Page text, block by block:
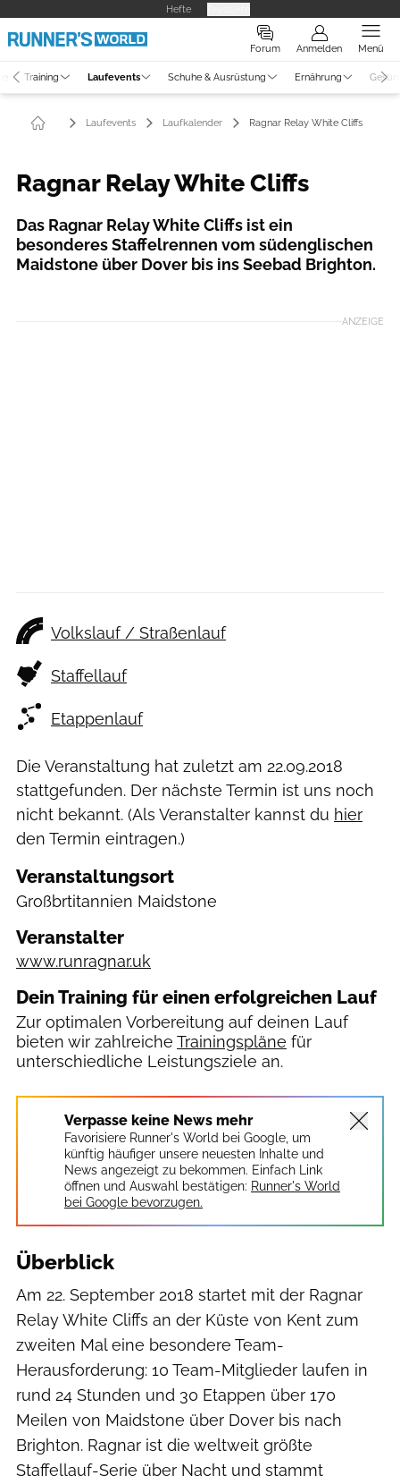
Hefte
Forum Anmelden Menü
Training Laufevents Schuhe & Ausrüstung Ernährung
Laufevents Laufkalender Ragnar Relay White Cliffs
Ragnar Relay White Cliffs
Das Ragnar Relay White Cliffs ist ein
besonderes Staffelrennen vom südenglischen
Maidstone über Dover bis ins Seebad Brighton.
ANZEIGE
Volkslauf / Straßenlauf
Staffellauf
Etappenlauf
Die Veranstaltung hat zuletzt am 22.09.2018
stattgefunden. Der nächste Termin ist uns noch
nicht bekannt. (Als Veranstalter kannst du hier
den Termin eintragen.)
Veranstaltungsort
Großbrtitannien Maidstone
Veranstalter
www.runragnar.uk
Dein Training für einen erfolgreichen Lauf
Zur optimalen Vorbereitung auf deinen Lauf
bieten wir zahlreiche Trainingspläne für
unterschiedliche Leistungsziele an.
Verpasse keine News mehr
Favorisiere Runner's World bei Google, um
künftig häufiger unsere neuesten Inhalte und
News angezeigt zu bekommen. Einfach Link
öffnen und Auswahl bestätigen: Runner's World
bei Google bevorzugen.
Überblick
Am 22. September 2018 startet mit der Ragnar
Relay White Cliffs an der Küste von Kent zum
zweiten Mal eine besondere Team-
Herausforderung: 10 Team-Mitglieder laufen in
rund 24 Stunden und 30 Etappen über 170
Meilen von Maidstone über Dover bis nach
Brighton. Ragnar ist die weltweit größte
Staffellauf-Serie über Nacht und stammt